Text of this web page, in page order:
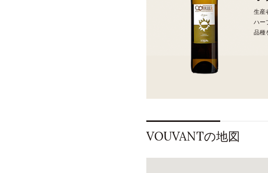
生産
ハー
品種
VOUVANTの地図